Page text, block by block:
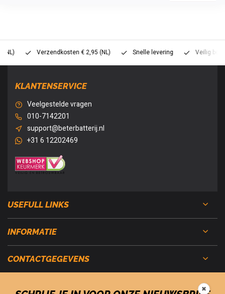
Verzendkosten € 2,95 (NL) Snelle levering Veilig betalen
KLANTENSERVICE
Veelgestelde vragen
010-7142201
support@beterbatterij.nl
+31 6 12202469
USEFULL LINKS
INFORMATIE
CONTACTGEGEVENS
✖